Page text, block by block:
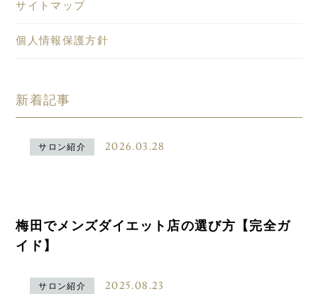
サイトマップ
個人情報保護方針
新着記事
サロン紹介 2026.03.28
梅田でメンズダイエット店の選び方【完全ガ
イド】
サロン紹介 2025.08.23